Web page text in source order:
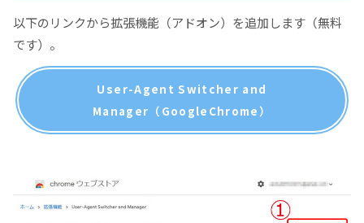
以下のリンクから拡張機能（アドオン）を追加します（無料
です）。
User-Agent Switcher and
Manager（GoogleChrome）